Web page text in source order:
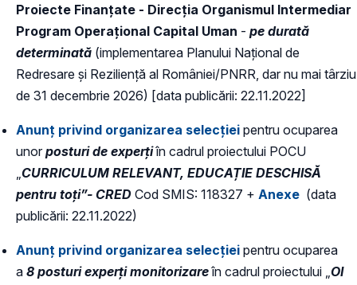
Proiecte Finanțate - Direcția Organismul Intermediar
Program Operațional Capital Uman - pe durată
determinată (implementarea Planului Naţional de
Redresare şi Rezilienţă al României/PNRR, dar nu mai târziu
de 31 decembrie 2026) [data publicării: 22.11.2022]
Anunț privind organizarea selecţiei pentru ocuparea
unor posturi de experțiîn cadrul proiectului POCU
CURRICULUM RELEVANT, EDUCAȚIE DESCHISĂ
pentru toți”- CRED Cod SMIS: 118327 + Anexe (data
publicării: 22.11.2022)
Anunț privind organizarea selecției pentru ocuparea
a 8 posturi experți monitorizareîn cadrul proiectului „ OI